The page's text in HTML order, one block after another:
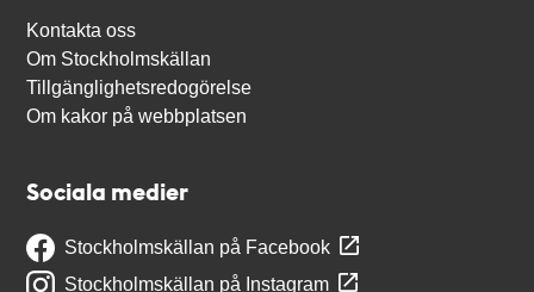
Kontakta oss
Om Stockholmskällan
Tillgänglighetsredogörelse
Om kakor på webbplatsen
Sociala medier
Stockholmskällan på Facebook
Stockholmskällan på Instagram